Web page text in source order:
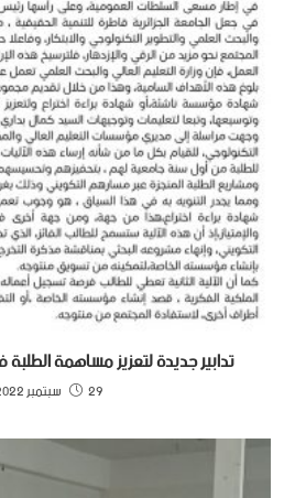
تدابير جديدة لتعزيز مساهمة
29 سبتمبر 2022